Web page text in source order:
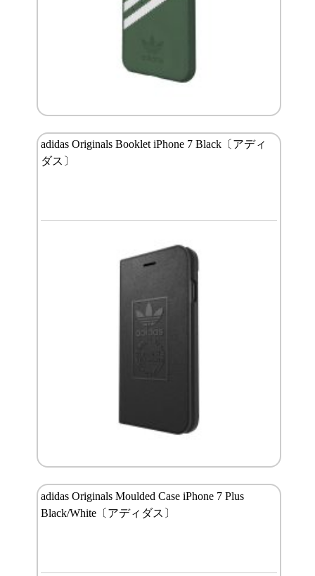
adidas Originals Booklet iPhone 7 Black〔アディ
ダス〕
adidas Originals Moulded Case iPhone 7 Plus
Black/White〔アディダス〕